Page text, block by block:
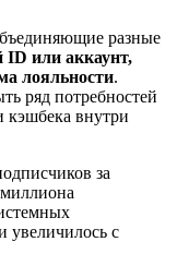
разные
ID или аккаунт,
лояльности.
ряд потребностей
кэшбека внутри
за
увеличилось с